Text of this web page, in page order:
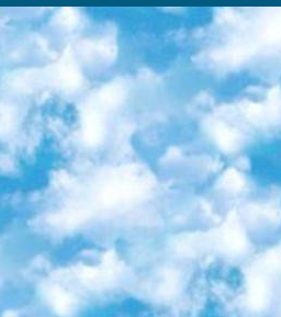
учреждений. знания в соответствии с квалификационными требованиями, которые необходимо приобрести на основании стандартов итоговый (выпускной) контроль для 9 и 11 классов в целях тестирования Экзамены (далее – экзамены) состоят из предметов, перечисленных в приложении 1. будет сделано. 7. Экзамены пройдут с 26 мая по 15 июня 2024 г. (кроме науки физического воспитания). 8. Физическая для учащихся 9 классов общесредних образовательных учреждений. Экзамены по предмету «Образование, квалификация медицина» 1-6 мая 2024 года. сотрудники перевести под присмотр (с отклонениями в физическом или умственном развитии) специализированная школа для детей, школы-интернаты и со сколиозом школы-интернаты санаторного типа для больных детей исключены). 9. Он был слепым, слабовидящим и имел нарушения опорно-двигательного аппарата. экзамены в специализированных школах и интернатах для детей должны проводиться исходя из требований, предъявляемых к общеобразовательным учреждениям (физкультура кроме науки). 10. Специализированная школа для глухих и слабослышащих детей. и экзамены в интернатах и быть реализован в виде письменного теста по математике. 11. Специальность для умственно отсталых детей. Для 9 класса Родной язык и литературное письмо Государственный язык (язык обучения – узбекский). для неклассов) написано Математическое письмо Письменная/устная история Узбекистана Физическое воспитание практично Итоговый контроль Для 11 класса Написание родного языка и литературы (эссе) Математическое письмо Узбекский язык (обучение на узбекском языке) не посещающее общее среднее образование для учреждений)/Образовательное учреждение выбор письменный и устный Иностранный язык письменный/устный Письменная/устная история Узбекистана *По выбору студента:  Химия  Физика  Основы государственного права  География 10 бесплатных образовательных ресурсов - Мы составили подборку онлайн-проектов с интерактивными упражнениями, видеолекциями и статьями. Они помогут вам обрести новые и освежить старые знания бесплатно. 1. «ИНТУИТ» Старейшая образовательная площадка Рунета. Здесь вы найдёте сотни текстовых и видеокурсов на десятки различных тем — от программирования до психологии. Многие курсы подготовлены российскими университетами и крупными международными компаниями вроде Intel и Microsoft. Самостоятельное обучение бесплатное, но желающие могут оплатить услуги персональных наставников. 2. «Смартия» знакомит с актуальными профессиями и подсказывает,